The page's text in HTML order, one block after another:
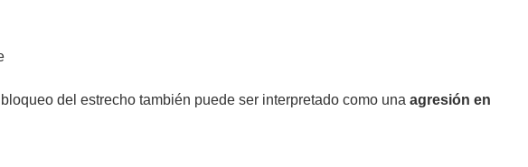
del estrecho también puede ser interpretado como una agresión en